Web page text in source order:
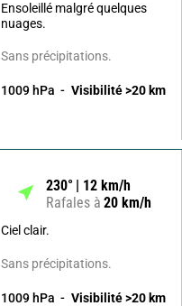
Ensoleillé malgré quelques
nuages.
Sans précipitations.
1009 hPa Visibilité >20 km
230° 12 km/h
Rafales à 20 km/h
Ciel clair.
Sans précipitations.
1009 hPa Visibilité >20 km